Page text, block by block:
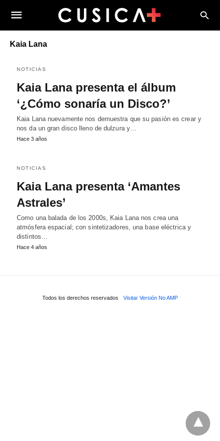
Kaia Lana
NOTICIAS
Kaia Lana presenta el álbum
‘¿Cómo sonaría un Disco?’
Kaia Lana nuevamente nos demuestra que su pasión es crear y
nos da un gran disco lleno de dulzura y…
Hace 3 años
NOTICIAS
Kaia Lana presenta ‘Amantes
Astrales’
Como una balada de los 2000s, Kaia Lana nos crea una
atmósfera espacial; con sintetizadores, una base eléctrica y
distintos…
Hace 4 años
Todos los derechos reservados Visitar Versión No AMP